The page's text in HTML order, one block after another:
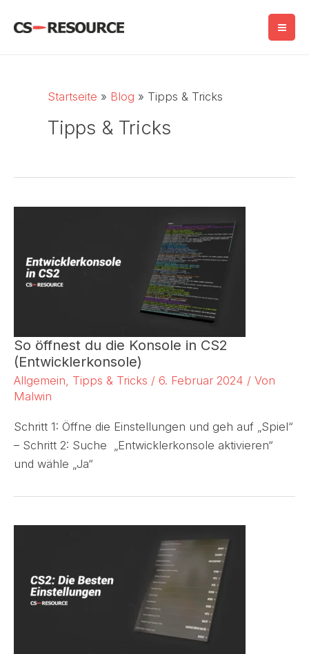
Inhalt
Startseite Blog Tipps & Tricks
Tipps & Tricks
So öffnest du die Konsole in CS2
(Entwicklerkonsole)
Allgemein Tipps & Tricks / 6. Februar 2024 / Von
Malwin
Schritt 1: Öffne die Einstellungen und geh auf „Spiel“
– Schritt 2: Suche „Entwicklerkonsole aktivieren“
und wähle „Ja“